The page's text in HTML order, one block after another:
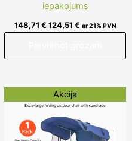
iepakojums
148,71€ 124,51 € ar 21% PVN
Akcija
Original
price
113,62 €.
price
89,42 €.